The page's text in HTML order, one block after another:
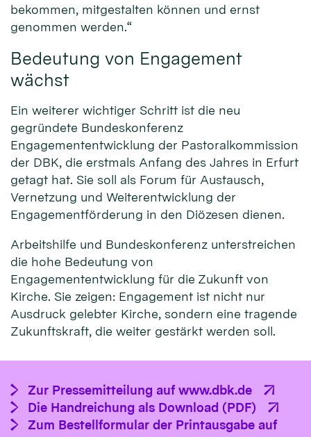
bekommen, mitgestalten können und ernst
genommen werden.“
Bedeutung von Engagement
wächst
Ein weiterer wichtiger Schritt ist die neu
gegründete Bundeskonferenz
Engagemententwicklung der Pastoralkommission
der DBK, die erstmals Anfang des Jahres in Erfurt
getagt hat. Sie soll als Forum für Austausch,
Vernetzung und Weiterentwicklung der
Engagementförderung in den Diözesen dienen.
Arbeitshilfe und Bundeskonferenz unterstreichen
die hohe Bedeutung von
Engagemententwicklung für die Zukunft von
Kirche. Sie zeigen: Engagement ist nicht nur
Ausdruck gelebter Kirche, sondern eine tragende
Zukunftskraft, die weiter gestärkt werden soll.
Zur Pressemitteilung auf www.dbk.de
Die Handreichung als Download (PDF)
Zum Bestellformular der Printausgabe auf